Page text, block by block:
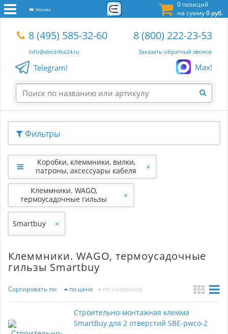
0 позиций
на сумму0 руб.
Москва
8 (495) 585-32-60
info@electrika24.ru
8 (800) 222-23-53
Заказать обратный звонок
Telegram! Max!
Фильтры
Коробки, клеммники, вилки,
патроны, аксессуары кабеля
×
Клеммники. WAGO,
термоусадочные гильзы
×
Smartbuy ×
Клеммники. WAGO, термоусадочные
гильзы Smartbuy
Сортировать по: по цене по названию
Строительно-монтажная клемма
SmartBuy для 2 отверстий SBE-pwco-2